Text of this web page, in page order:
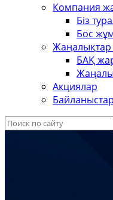
Компания
Біз
Бос
БАҚ
Акциялар
Байланыстар